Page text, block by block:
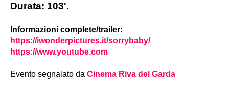
Durata: 103'.
Informazioni complete/trailer:
https://iwonderpictures.it/sorrybaby/
https://www.youtube.com
Evento segnalato da Cinema Riva del Garda